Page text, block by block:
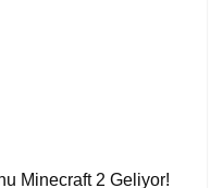
Minecraft 2 Geliyor!